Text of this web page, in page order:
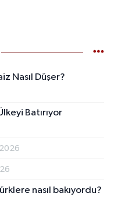
Nasıl Düşer?
Batırıyor
nasıl bakıyordu?